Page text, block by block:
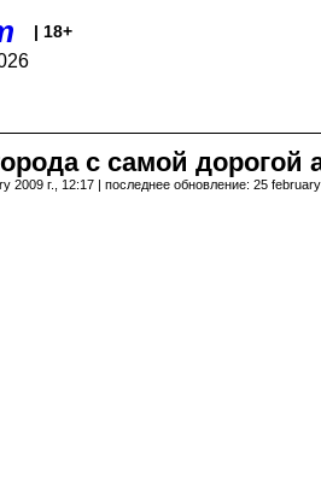
| 18+
с самой дорогой
2009 г., 12:17 | последнее обновление: 25